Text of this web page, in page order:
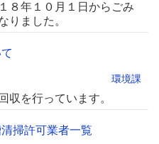
８年１０月１日からごみ
りました。
環境課
収を行っています。
掃許可業者一覧